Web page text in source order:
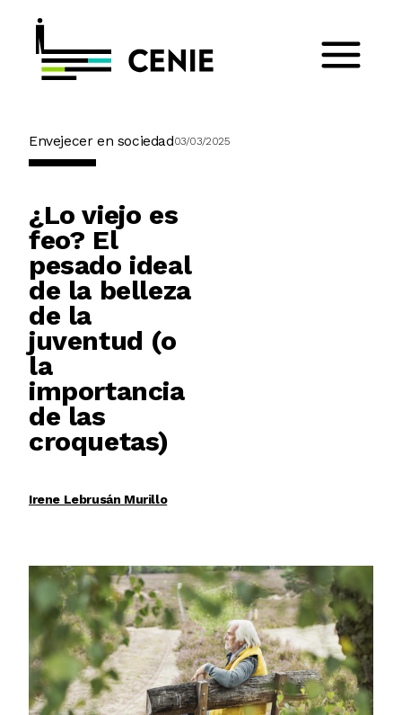
Envejecer en sociedad03/03/2025
¿Lo viejo es
feo? El
pesado ideal
de la belleza
de la
juventud (o
la
importancia
de las
croquetas)
Irene Lebrusán Murillo